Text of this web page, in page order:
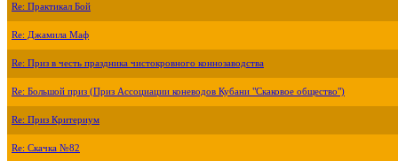
Re: Практикал Бой
Re: Джамила Маф
Re: Приз в честь праздника чистокровного коннозаводства
Re: Большой приз (Приз Ассоциации коневодов Кубани "Скаковое общество")
Re: Приз Критериум
Re: Скачка №82